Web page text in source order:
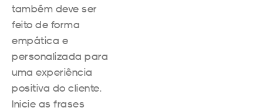
também deve ser
feito de forma
empática e
personalizada para
uma experiência
positiva do cliente.
Inicie as frases